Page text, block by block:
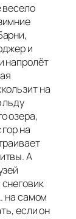
весело
и
напролёт
на
льду
озера,
на
А
на самом
если он